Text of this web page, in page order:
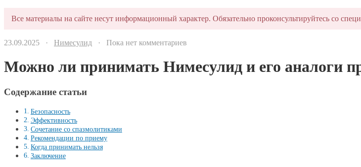
Все материалы на сайте несут информационный характер. Обязательно проконсультируйтесь со
23.09.2025 · Нимесулид · Пока нет комментариев
Можно ли принимать Нимесулид и его аналоги
Содержание статьи
Безопасность
Эффективность
Сочетание со спазмолитиками
Рекомендации по приему
Когда принимать нельзя
Заключение